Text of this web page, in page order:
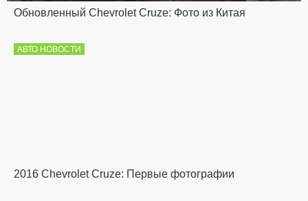
Обновленный Chevrolet Cruze: Фото из Китая
АВТО НОВОСТИ
2016 Chevrolet Cruze: Первые фотографии